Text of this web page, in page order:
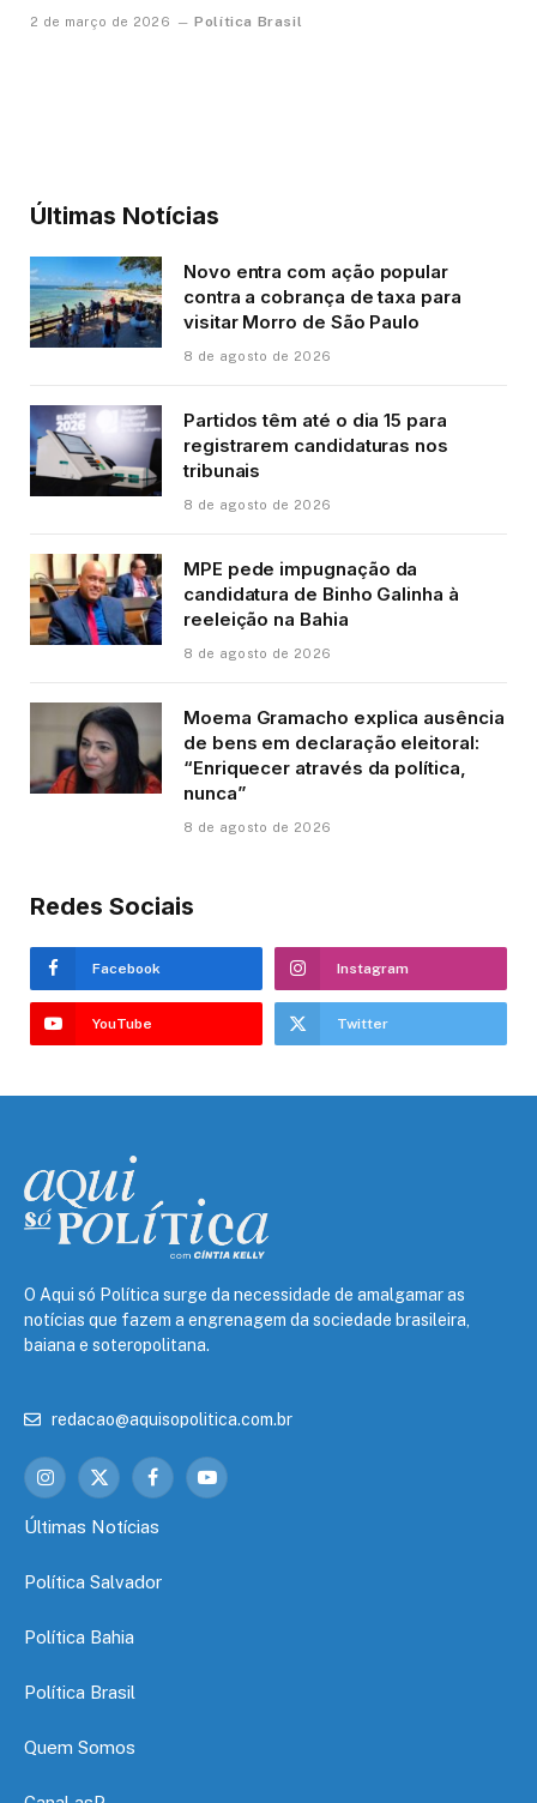
2 de março de 2026 Política Brasil
Últimas Notícias
Novo entra com ação popular
contra a cobrança de taxa para
visitar Morro de São Paulo
8 de agosto de 2026
Partidos têm até o dia 15 para
registrarem candidaturas nos
tribunais
8 de agosto de 2026
MPE pede impugnação da
candidatura de Binho Galinha à
reeleição na Bahia
8 de agosto de 2026
Moema Gramacho explica ausência
de bens em declaração eleitoral:
“Enriquecer através da política,
nunca”
8 de agosto de 2026
Redes Sociais
Facebook Instagram
YouTube Twitter
O Aqui só Política surge da necessidade de amalgamar as
notícias que fazem a engrenagem da sociedade brasileira,
baiana e soteropolitana.
redacao@aquisopolitica.com.br
Instagram
X
FacebookYouTube
Últimas Notícias
Política Salvador
Política Bahia
Política Brasil
Quem Somos